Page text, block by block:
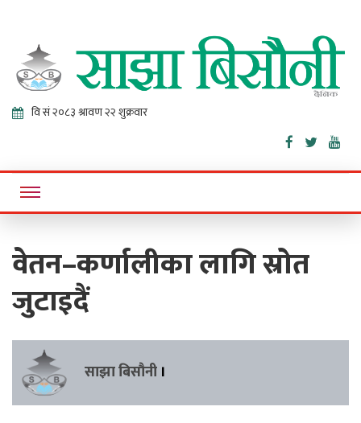
Sajha
Bisaunee
Online News Portal
वेतन–कर्णालीका लागि स्रोत
जुटाइदैं
साझा बिसौनी ।